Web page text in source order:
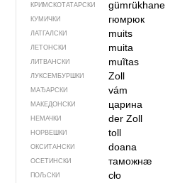
КРИМСКОТАТАРСКИ gümrükhane
КУМИЧКИ гюмрюк
ЛАТГАЛСКИ muits
ЛЕТОНСКИ muita
ЛИТВАНСКИ muĩtas
ЛУКСЕМБУРШКИ Zoll
МАЂАРСКИ vám
МАКЕДОНСКИ царина
НЕМАЧКИ der Zoll
НОРВЕШКИ toll
ОКСИТАНСКИ doana
ОСЕТИНСКИ таможнӕ
ПОЉСКИ cło